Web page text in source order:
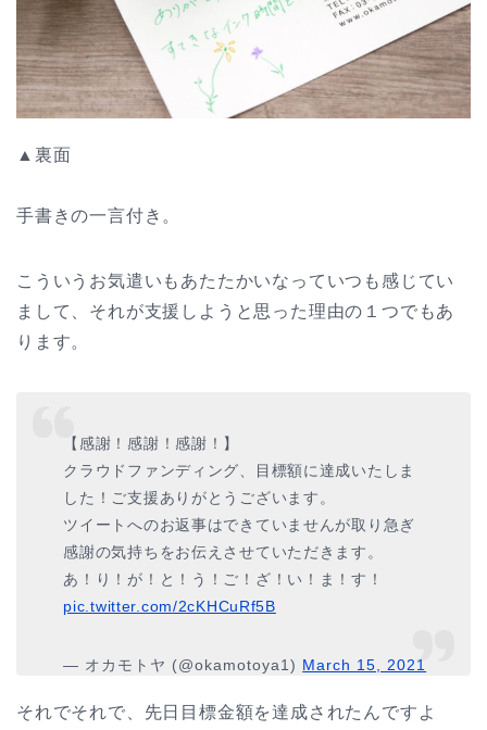
▲裏面
手書きの一言付き。
こういうお気遣いもあたたかいなっていつも感じてい
まして、それが支援しようと思った理由の１つでもあ
ります。
【感謝！感謝！感謝！】
クラウドファンディング、目標額に達成いたしま
した！ご支援ありがとうございます。
ツイートへのお返事はできていませんが取り急ぎ
感謝の気持ちをお伝えさせていただきます。
あ！り！が！と！う！ご！ざ！い！ま！す！
pic.twitter.com/2cKHCuRf5B
— オカモトヤ (@okamotoya1) March 15, 2021
それでそれで、先日目標金額を達成されたんですよ